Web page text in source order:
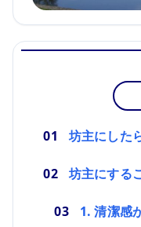
坊主にした
坊主にする
1. 清潔感